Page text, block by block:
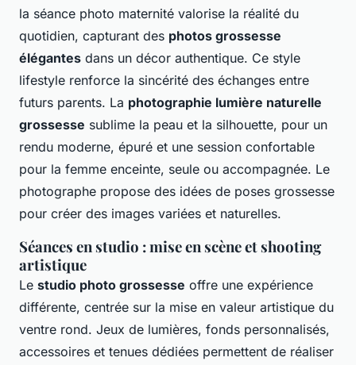
la séance photo maternité valorise la réalité du
quotidien, capturant des photos grossesse
élégantes dans un décor authentique. Ce style
lifestyle renforce la sincérité des échanges entre
futurs parents. La photographie lumière naturelle
grossesse sublime la peau et la silhouette, pour un
rendu moderne, épuré et une session confortable
pour la femme enceinte, seule ou accompagnée. Le
photographe propose des idées de poses grossesse
pour créer des images variées et naturelles.
Séances en studio : mise en scène et shooting
artistique
Le studio photo grossesse offre une expérience
différente, centrée sur la mise en valeur artistique du
ventre rond. Jeux de lumières, fonds personnalisés,
accessoires et tenues dédiées permettent de réaliser